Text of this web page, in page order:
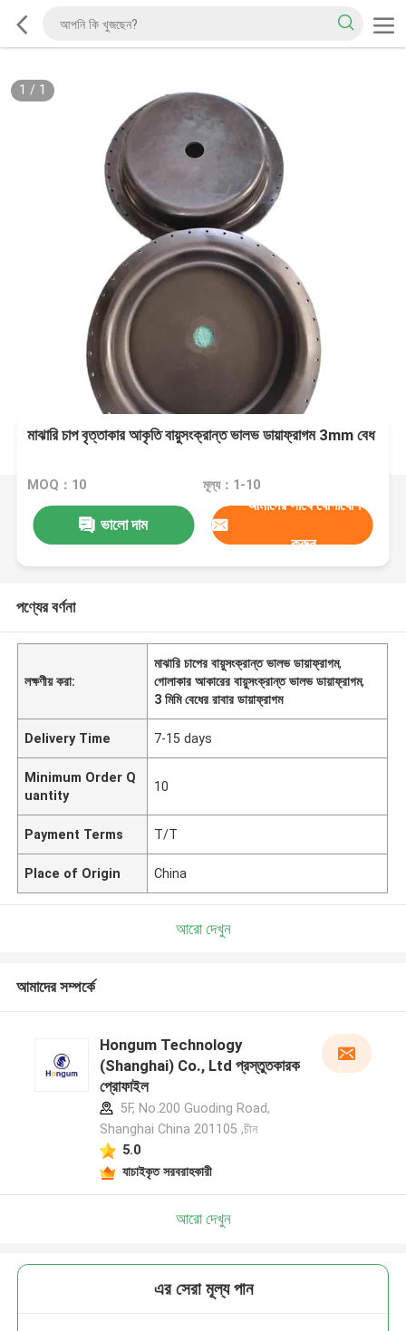
1 / 1
মাঝারি চাপ বৃত্তাকার আকৃতি বায়ুসংক্রান্ত ভালভ ডায়াফ্রাগম 3mm বেধ
MOQ：10 মূল্য：1-10
ভালো দাম
আমাদের সাথে যোগাযোগ
করুন
পণ্যের বর্ণনা
লক্ষণীয় করা:
মাঝারি চাপের বায়ুসংক্রান্ত ভালভ ডায়াফ্রাগম,
গোলাকার আকারের বায়ুসংক্রান্ত ভালভ ডায়াফ্রাগম,
3 মিমি বেধের রাবার ডায়াফ্রাগম
Delivery Time 7-15 days
Minimum Order Q
uantity
10
Payment Terms T/T
Place of Origin China
আরো দেখুন
আমাদের সম্পর্কে
Hongum Technology
(Shanghai) Co., Ltd প্রস্তুতকারক
প্রোফাইল
5F, No.200 Guoding Road,
Shanghai China 201105 ,চীন
5.0
যাচাইকৃত সরবরাহকারী
আরো দেখুন
এর সেরা মূল্য পান